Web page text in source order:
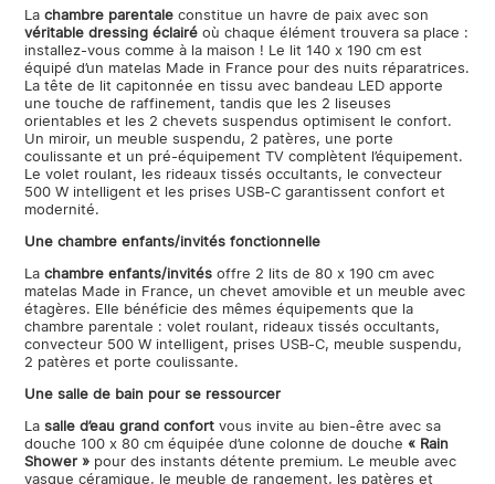
Lachambre parentale constitue un havre de paix avec son
véritable dressing éclairé où chaque élément trouvera sa place :
installez-vous comme à la maison ! Le lit 140 x 190 cm est
équipé d’un matelas Made in France pour des nuits réparatrices.
La tête de lit capitonnée en tissu avec bandeau LED apporte
une touche de raffinement, tandis que les 2 liseuses
orientables et les 2 chevets suspendus optimisent le confort.
Un miroir, un meuble suspendu, 2 patères, une porte
coulissante et un pré-équipement TV complètent l’équipement.
Le volet roulant, les rideaux tissés occultants, le convecteur
500 W intelligent et les prises USB-C garantissent confort et
modernité.
Une chambre enfants/invités fonctionnelle
Lachambre enfants/invités offre 2 lits de 80 x 190 cm avec
matelas Made in France, un chevet amovible et un meuble avec
étagères. Elle bénéficie des mêmes équipements que la
chambre parentale : volet roulant, rideaux tissés occultants,
convecteur 500 W intelligent, prises USB-C, meuble suspendu,
2 patères et porte coulissante.
Une salle de bain pour se ressourcer
La salle d’eau grand confort vous invite au bien-être avec sa
douche 100 x 80 cm équipée d’une colonne de douche« Rain
Shower » pour des instants détente premium. Le meuble avec
vasque céramique, le meuble de rangement, les patères et